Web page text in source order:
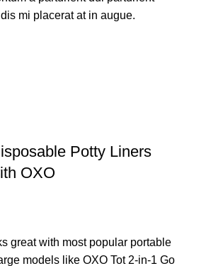
mi placerat at in augue.
Potty Liners
OXO
great with most popular portable
models like OXO Tot 2-in-1 Go